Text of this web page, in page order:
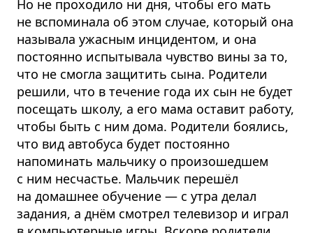
Но не проходило ни дня, чтобы его мать
не вспоминала об этом случае, который она
называла ужасным инцидентом, и она
постоянно испытывала чувство вины за то,
что не смогла защитить сына. Родители
решили, что в течение года их сын не будет
посещать школу, а его мама оставит работу,
чтобы быть с ним дома. Родители боялись,
что вид автобуса будет постоянно
напоминать мальчику о произошедшем
с ним несчастье. Мальчик перешёл
на домашнее обучение — с утра делал
задания, а днём смотрел телевизор и играл